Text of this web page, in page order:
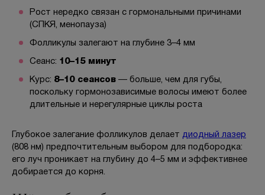
Рост нередко связан с гормональными причинами
(СПКЯ, менопауза)
Фолликулы залегают на глубине 3–4 мм
Сеанс: 10–15 минут
Курс: 8–10 сеансов — больше, чем для губы,
поскольку гормонозависимые волосы имеют более
длительные и нерегулярные циклы роста
Глубокое залегание фолликулов делает диодный лазер
(808 нм) предпочтительным выбором для подбородка:
его луч проникает на глубину до 4–5 мм и эффективнее
добирается до корня.